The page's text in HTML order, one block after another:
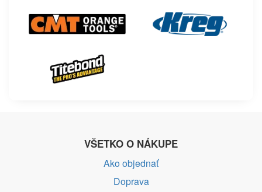
VŠETKO O NÁKUPE
Ako objednať
Doprava